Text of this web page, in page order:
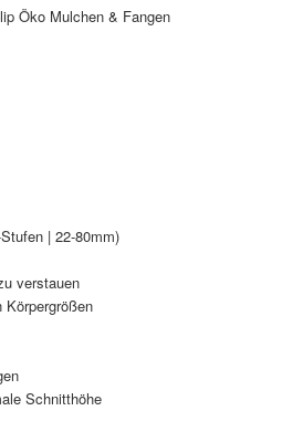
Öko Mulchen & Fangen
| 22-80mm)
verstauen
Körpergrößen
Schnitthöhe